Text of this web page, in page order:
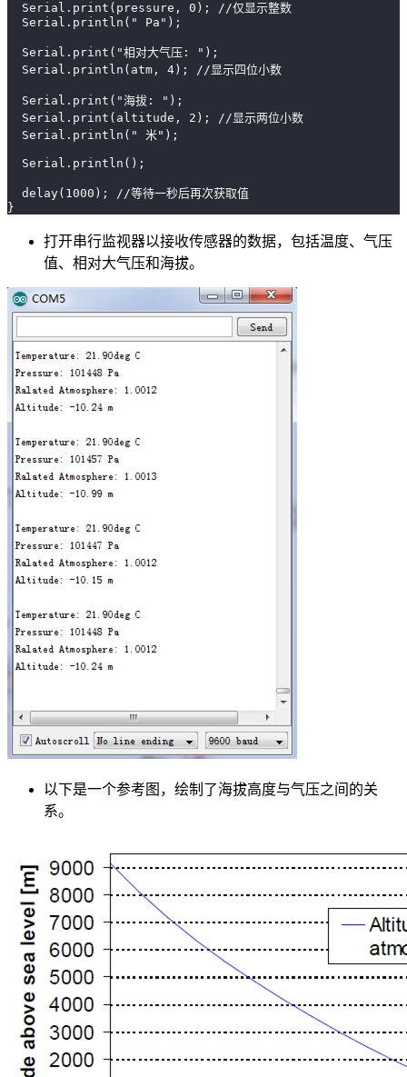
  Serial.print(pressure, 0); //仅显示整数
  Serial.println(" Pa");
  Serial.print("相对大气压: ");
  Serial.println(atm, 4); //显示四位小数
  Serial.print("海拔: ");
  Serial.print(altitude, 2); //显示两位小数
  Serial.println(" 米");
  Serial.println();
  delay(1000); //等待一秒后再次获取值
}
打开串行监视器以接收传感器的数据，包括温度、气压
值、相对大气压和海拔。
以下是一个参考图，绘制了海拔高度与气压之间的关
系。